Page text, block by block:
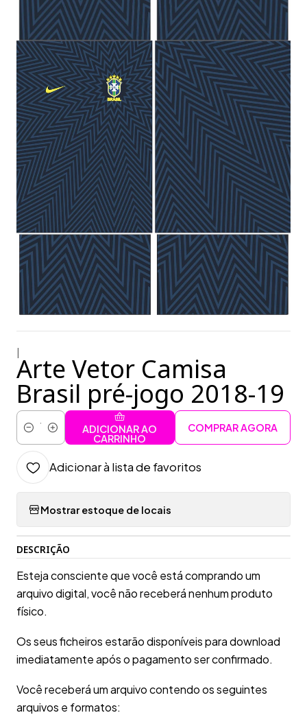
Arte Vetor Camisa
Brasil pré-jogo 2018-19
Quantidade
ADICIONAR AO
CARRINHO
COMPRAR AGORA
Adicionar à lista de favoritos
Mostrar estoque de locais
DESCRIÇÃO
Esteja consciente que você está comprando um
arquivo digital, você não receberá nenhum produto
físico.
Os seus ficheiros estarão disponíveis para download
imediatamente após o pagamento ser confirmado.
Você receberá um arquivo contendo os seguintes
arquivos e formatos: